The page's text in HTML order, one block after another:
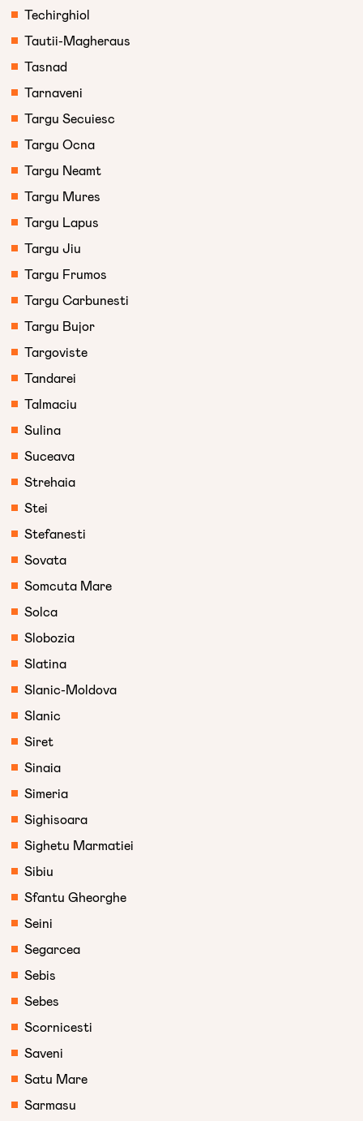
Techirghiol
Tautii-Magheraus
Tasnad
Tarnaveni
Targu Secuiesc
Targu Ocna
Targu Neamt
Targu Mures
Targu Lapus
Targu Jiu
Targu Frumos
Targu Carbunesti
Targu Bujor
Targoviste
Tandarei
Talmaciu
Sulina
Suceava
Strehaia
Stei
Stefanesti
Sovata
Somcuta Mare
Solca
Slobozia
Slatina
Slanic-Moldova
Slanic
Siret
Sinaia
Simeria
Sighisoara
Sighetu Marmatiei
Sibiu
Sfantu Gheorghe
Seini
Segarcea
Sebis
Sebes
Scornicesti
Saveni
Satu Mare
Sarmasu